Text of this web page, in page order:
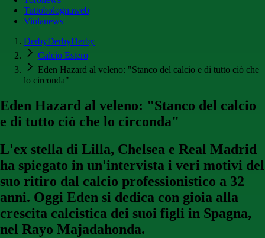
Tuttobolognaweb
Violanews
DerbyDerbyDerby
Calcio Estero
Eden Hazard al veleno: "Stanco del calcio e di tutto ciò che
lo circonda"
Eden Hazard al veleno: "Stanco del calcio
e di tutto ciò che lo circonda"
L'ex stella di Lilla, Chelsea e Real Madrid
ha spiegato in un'intervista i veri motivi del
suo ritiro dal calcio professionistico a 32
anni. Oggi Eden si dedica con gioia alla
crescita calcistica dei suoi figli in Spagna,
nel Rayo Majadahonda.